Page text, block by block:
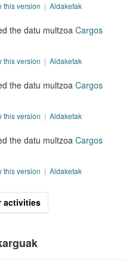
this version | Aldaketak
the datu multzoaCargos
this version | Aldaketak
the datu multzoaCargos
this version | Aldaketak
the datu multzoaCargos
this version | Aldaketak
activities